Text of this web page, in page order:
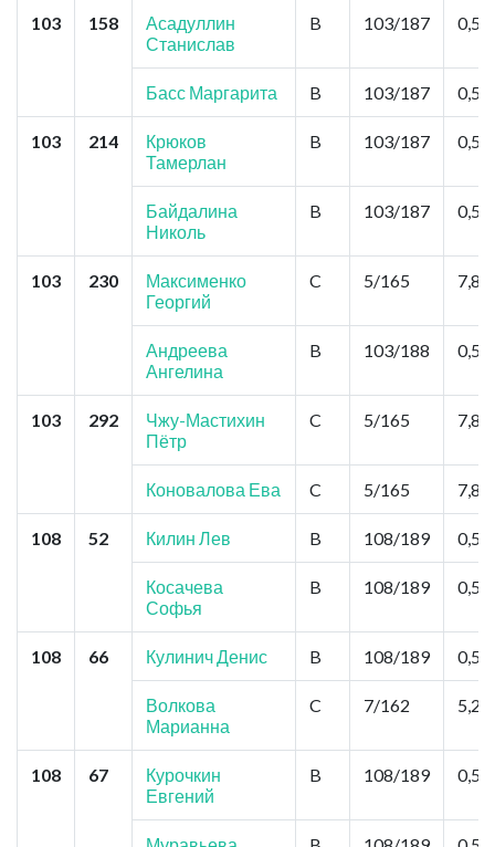
103 158
Асадуллин
Станислав
B 103/187 0,52
Басс Маргарита B 103/187 0,52
103 214
Крюков
Тамерлан
B 103/187 0,52
Байдалина
Николь
B 103/187 0,52
103 230
Максименко
Георгий
C 5/165 7,8
Андреева
Ангелина
B 103/188 0,52
103 292
Чжу-Мастихин
Пётр
C 5/165 7,8
Коновалова Ева C 5/165 7,8
108 52 Килин Лев B 108/189 0,52
Косачева
Софья
B 108/189 0,52
108 66 Кулинич Денис B 108/189 0,52
Волкова
Марианна
C 7/162 5,2
108 67
Курочкин
Евгений
B 108/189 0,52